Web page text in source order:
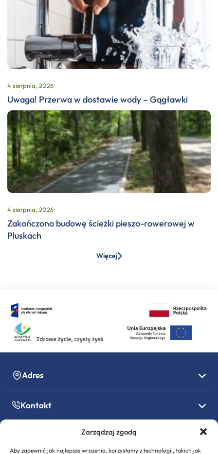
Zarządzaj zgodą
Aby zapewnić jak najlepsze wrażenia, korzystamy z technologii, takich jak
4 sierpnia, 2026
Uwaga! Przerwa w dostawie wody – Gągławki
4 sierpnia, 2026
Zakończono budowę ścieżki pieszo-rowerowej w
Pluskach
Więcej
Adres
Kontakt